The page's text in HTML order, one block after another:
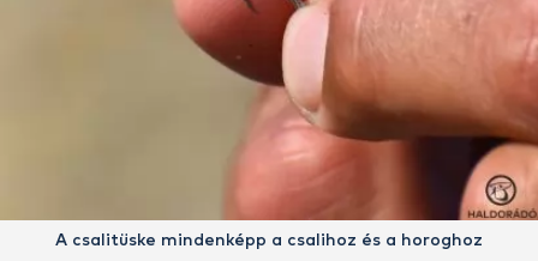
A csalitüske mindenképp a csalihoz és a horoghoz